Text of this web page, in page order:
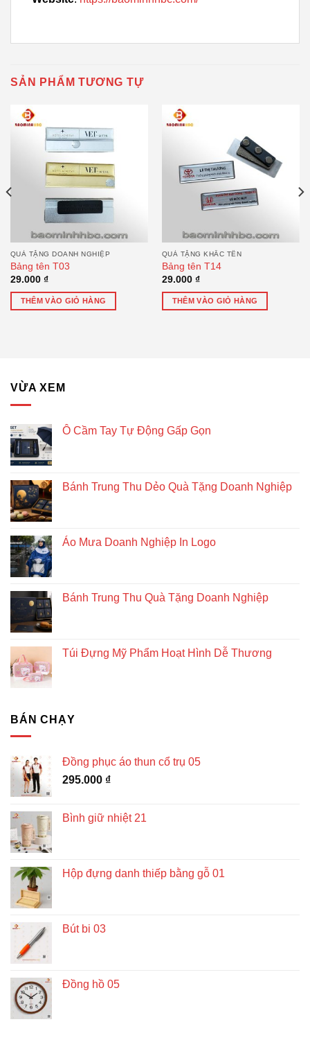
SẢN PHẨM TƯƠNG TỰ
QUÀ TẶNG DOANH NGHIỆP
Bảng tên T03
29.000 ₫
THÊM VÀO GIỎ HÀNG
QUÀ TẶNG KHẮC TÊN
Bảng tên T14
29.000 ₫
THÊM VÀO GIỎ HÀNG
VỪA XEM
Ô Cầm Tay Tự Động Gấp Gọn
Bánh Trung Thu Dẻo Quà Tặng Doanh Nghiệp
Áo Mưa Doanh Nghiệp In Logo
Bánh Trung Thu Quà Tặng Doanh Nghiệp
Túi Đựng Mỹ Phẩm Hoạt Hình Dễ Thương
BÁN CHẠY
Đồng phục áo thun cổ trụ 05
295.000 ₫
Bình giữ nhiệt 21
Hộp đựng danh thiếp bằng gỗ 01
Bút bi 03
Đồng hồ 05